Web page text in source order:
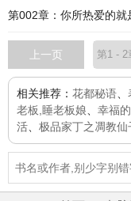
第002章：你所热爱的就
上一页
相关推荐： 花都秘语
老板,睡老板娘
幸福
活
极品家丁之凋教仙